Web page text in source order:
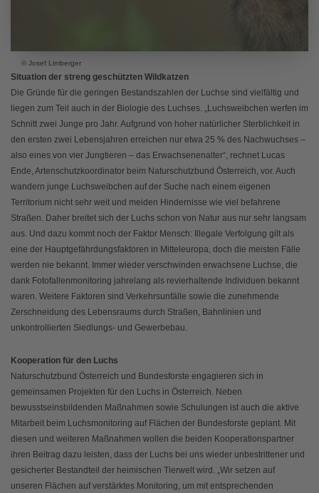
© Josef Limberger
Situation der streng geschützten Wildkatzen
Die Gründe für die geringen Bestandszahlen der Luchse sind vielfältig und
liegen zum Teil auch in der Biologie des Luchses. „Luchsweibchen werfen im
Schnitt zwei Junge pro Jahr. Aufgrund von hoher natürlicher Sterblichkeit in
den ersten zwei Lebensjahren erreichen nur etwa 25 % des Nachwuchses –
also eines von vier Jungtieren – das Erwachsenenalter“, rechnet Lucas
Ende, Artenschutzkoordinator beim Naturschutzbund Österreich, vor. Auch
wandern junge Luchsweibchen auf der Suche nach einem eigenen
Territorium nicht sehr weit und meiden Hindernisse wie viel befahrene
Straßen. Daher breitet sich der Luchs schon von Natur aus nur sehr langsam
aus. Und dazu kommt noch der Faktor Mensch: Illegale Verfolgung gilt als
eine der Hauptgefährdungsfaktoren in Mitteleuropa, doch die meisten Fälle
werden nie bekannt. Immer wieder verschwinden erwachsene Luchse, die
dank Fotofallenmonitoring jahrelang als revierhaltende Individuen bekannt
waren. Weitere Faktoren sind Verkehrsunfälle sowie die zunehmende
Zerschneidung des Lebensraums durch Straßen, Bahnlinien und
unkontrollierten Siedlungs- und Gewerbebau.
Kooperation für den Luchs
Naturschutzbund Österreich und Bundesforste engagieren sich in
gemeinsamen Projekten für den Luchs in Österreich. Neben
bewusstseinsbildenden Maßnahmen sowie Schulungen ist auch die aktive
Mitarbeit beim Luchsmonitoring auf Flächen der Bundesforste geplant. Mit
diesen und weiteren Maßnahmen wollen die beiden Kooperationspartner
ihren Beitrag dazu leisten, dass der Luchs bei uns wieder unbestrittener und
gesicherter Bestandteil der heimischen Tierwelt wird. „Wir setzen auf
unseren Flächen auf verstärktes Monitoring, um mit entsprechenden